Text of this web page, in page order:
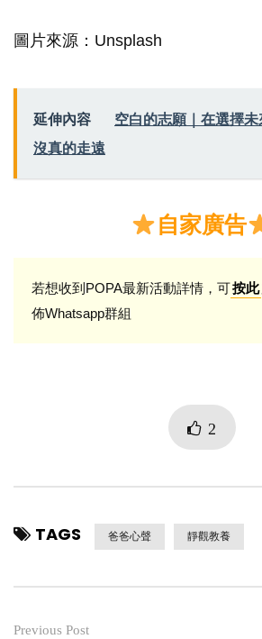
圖片來源：Unsplash
延伸內容
空白的志願｜在選擇
沒真的走遠
自家廣告
若想收到POPA最新活動詳情，可按此
佈Whatsapp群組
2
TAGS 爸爸心聲 靜觀教養
Previous Post